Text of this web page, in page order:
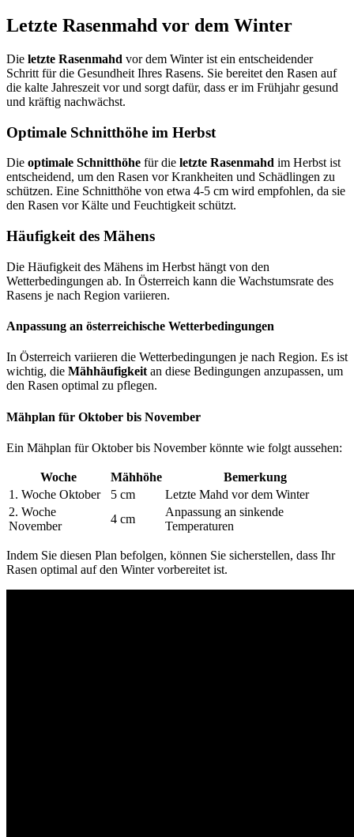
Letzte Rasenmahd vor dem Winter
Die letzte Rasenmahd vor dem Winter ist ein entscheidender
Schritt für die Gesundheit Ihres Rasens. Sie bereitet den Rasen auf
die kalte Jahreszeit vor und sorgt dafür, dass er im Frühjahr gesund
und kräftig nachwächst.
Optimale Schnitthöhe im Herbst
Die optimale Schnitthöhe für die letzte Rasenmahd im Herbst ist
entscheidend, um den Rasen vor Krankheiten und Schädlingen zu
schützen. Eine Schnitthöhe von etwa 4-5 cm wird empfohlen, da sie
den Rasen vor Kälte und Feuchtigkeit schützt.
Häufigkeit des Mähens
Die Häufigkeit des Mähens im Herbst hängt von den
Wetterbedingungen ab. In Österreich kann die Wachstumsrate des
Rasens je nach Region variieren.
Anpassung an österreichische Wetterbedingungen
In Österreich variieren die Wetterbedingungen je nach Region. Es ist
wichtig, die Mähhäufigkeitan diese Bedingungen anzupassen, um
den Rasen optimal zu pflegen.
Mähplan für Oktober bis November
Ein Mähplan für Oktober bis November könnte wie folgt aussehen:
Woche Mähhöhe
Bemerkung
1. Woche Oktober
5 cm
Letzte Mahd vor dem Winter
2. Woche
November
4 cm
Anpassung an sinkende
Temperaturen
Indem Sie diesen Plan befolgen, können Sie sicherstellen, dass Ihr
Rasen optimal auf den Winter vorbereitet ist.